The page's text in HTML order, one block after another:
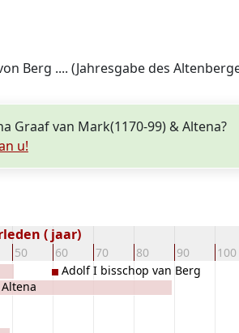
Berg .... (Jahresgabe des
Graaf van Mark(1170-99) & Altena?
u!
50 60 70 80 90 100
( jaar)
Adolf I bisschop van Berg